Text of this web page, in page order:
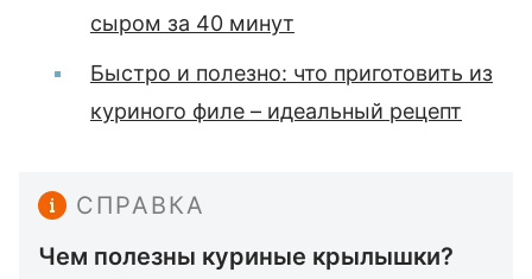
сыром за 40 минут
Быстро и полезно: что приготовить из
куриного филе – идеальный рецепт
СПРАВКА
Чем полезны куриные крылышки?